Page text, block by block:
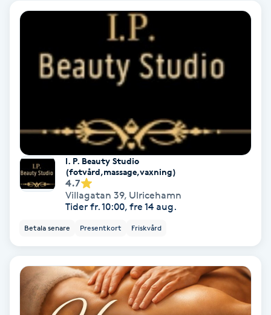
Fransförlängning Megavolym
Fransförlängning Volym
Fransrengöring
Frekvensterapi
Friskvårdsmassage
Frisör
Funktionsanalys
I. P. Beauty Studio
(fotvård,massage,vaxning)
4.7
Villagatan 39, Ulricehamn
Tider fr. 10:00, fre 14 aug.
Betala senare Presentkort Friskvård